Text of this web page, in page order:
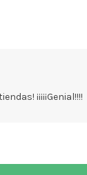
¡¡¡¡¡Genial!!!!